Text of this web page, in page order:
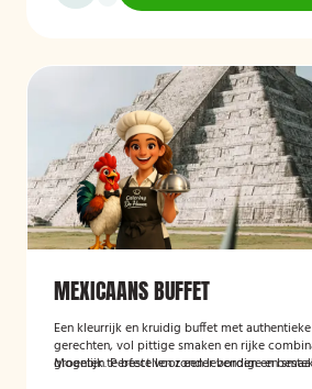
MEXICAANS BUFFET
Een kleurrijk en kruidig buffet met
gerechten, vol pittige smaken en rijke
groenten. Perfect voor een levendige en
Mogelijk te bestellen zonder borden en